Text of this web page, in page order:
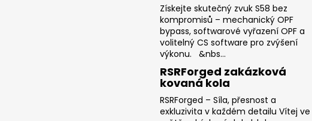
Získejte skutečný zvuk S58 bez
kompromisů – mechanický OPF
bypass, softwarové vyřazení OPF a
volitelný CS software pro zvýšení
výkonu. &nbs...
RSRForged zakázková
kovaná kola
RSRForged – Síla, přesnost a
exkluzivita v každém detailu Vítej ve